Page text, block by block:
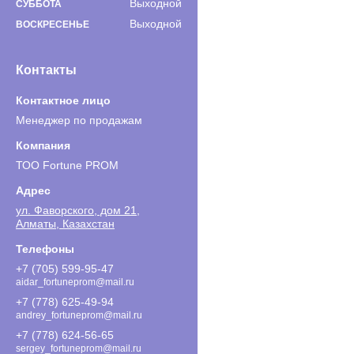
СУББОТА Выходной
ВОСКРЕСЕНЬЕ Выходной
Контакты
Менеджер по продажам
ТОО Fortune PROM
ул. Фаворского, дом 21,
Алматы, Казахстан
+7 (705) 599-95-47
aidar_fortuneprom@mail.ru
+7 (778) 625-49-94
andrey_fortuneprom@mail.ru
+7 (778) 624-56-65
sergey_fortuneprom@mail.ru